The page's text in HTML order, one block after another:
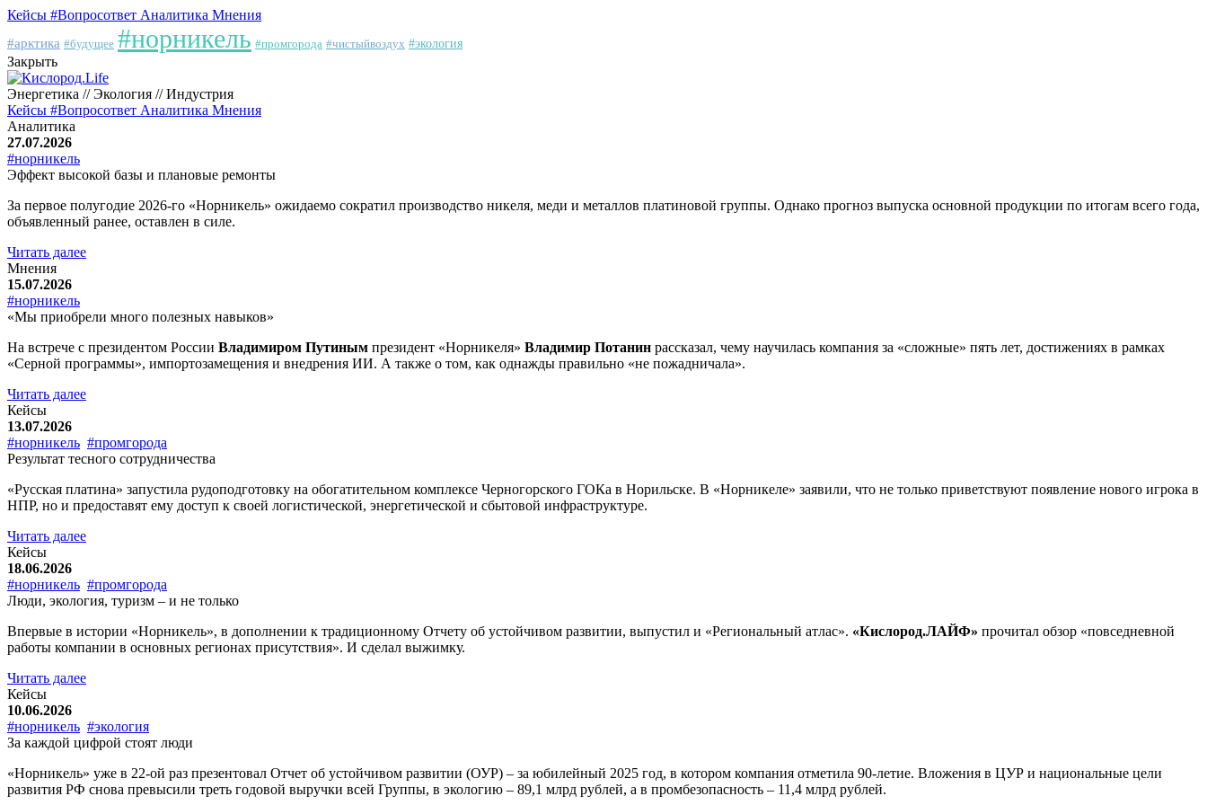
Кейсы #Вопросответ Аналитика Мнения
#арктика #будущее #норникель #промгорода #чистыйвоздух #экология
Закрыть
Энергетика // Экология // Индустрия
Кейсы #Вопросответ Аналитика Мнения
Аналитика
27.07.2026
#норникель
Эффект высокой базы и плановые ремонты
За первое полугодие 2026-го «Норникель» ожидаемо сократил производство никеля, меди и металлов платиновой группы. Однако прогноз выпуска основной продукции по итогам всего года,
объявленный ранее, оставлен в силе.
Читать далее
Мнения
15.07.2026
#норникель
«Мы приобрели много полезных навыков»
На встрече с президентом России Владимиром Путиным президент «Норникеля» Владимир Потанин рассказал, чему научилась компания за «сложные» пять лет, достижениях в рамках
«Серной программы», импортозамещения и внедрения ИИ. А также о том, как однажды правильно «не пожадничала».
Читать далее
Кейсы
13.07.2026
#норникель #промгорода
Результат тесного сотрудничества
«Русская платина» запустила рудоподготовку на обогатительном комплексе Черногорского ГОКа в Норильске. В «Норникеле» заявили, что не только приветствуют появление нового игрока в
НПР, но и предоставят ему доступ к своей логистической, энергетической и сбытовой инфраструктуре.
Читать далее
Кейсы
18.06.2026
#норникель #промгорода
Люди, экология, туризм – и не только
Впервые в истории «Норникель», в дополнении к традиционному Отчету об устойчивом развитии, выпустил и «Региональный атлас». «Кислород.ЛАЙФ» прочитал обзор «повседневной
работы компании в основных регионах присутствия». И сделал выжимку.
Читать далее
Кейсы
10.06.2026
#норникель #экология
За каждой цифрой стоят люди
«Норникель» уже в 22-ой раз презентовал Отчет об устойчивом развитии (ОУР) – за юбилейный 2025 год, в котором компания отметила 90-летие. Вложения в ЦУР и национальные цели
развития РФ снова превысили треть годовой выручки всей Группы, в экологию – 89,1 млрд рублей, а в промбезопасность – 11,4 млрд рублей.